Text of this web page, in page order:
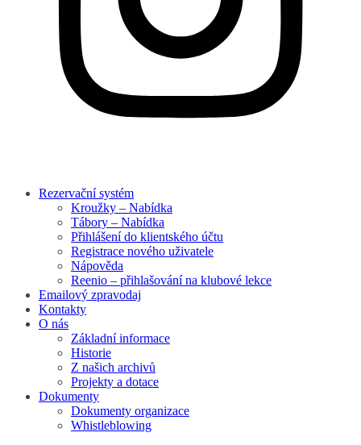
Rezervační systém
Kroužky – Nabídka
Tábory – Nabídka
Přihlášení do klientského účtu
Registrace nového uživatele
Nápověda
Reenio – přihlašování na klubové lekce
Emailový zpravodaj
Kontakty
O nás
Základní informace
Historie
Z našich archivů
Projekty a dotace
Dokumenty
Dokumenty organizace
Whistleblowing